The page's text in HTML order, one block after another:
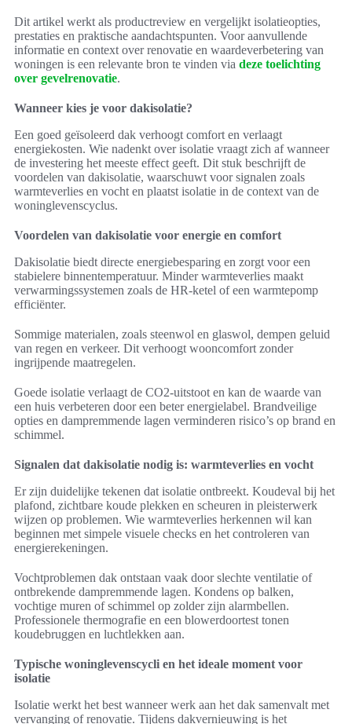
Dit artikel werkt als productreview en vergelijkt isolatieopties,
prestaties en praktische aandachtspunten. Voor aanvullende
informatie en context over renovatie en waardeverbetering van
woningen is een relevante bron te vinden via deze toelichting
over gevelrenovatie.
Wanneer kies je voor dakisolatie?
Een goed geïsoleerd dak verhoogt comfort en verlaagt
energiekosten. Wie nadenkt over isolatie vraagt zich af wanneer
de investering het meeste effect geeft. Dit stuk beschrijft de
voordelen van dakisolatie, waarschuwt voor signalen zoals
warmteverlies en vocht en plaatst isolatie in de context van de
woninglevenscyclus.
Voordelen van dakisolatie voor energie en comfort
Dakisolatie biedt directe energiebesparing en zorgt voor een
stabielere binnentemperatuur. Minder warmteverlies maakt
verwarmingssystemen zoals de HR-ketel of een warmtepomp
efficiënter.
Sommige materialen, zoals steenwol en glaswol, dempen geluid
van regen en verkeer. Dit verhoogt wooncomfort zonder
ingrijpende maatregelen.
Goede isolatie verlaagt de CO2-uitstoot en kan de waarde van
een huis verbeteren door een beter energielabel. Brandveilige
opties en dampremmende lagen verminderen risico’s op brand en
schimmel.
Signalen dat dakisolatie nodig is: warmteverlies en vocht
Er zijn duidelijke tekenen dat isolatie ontbreekt. Koudeval bij het
plafond, zichtbare koude plekken en scheuren in pleisterwerk
wijzen op problemen. Wie warmteverlies herkennen wil kan
beginnen met simpele visuele checks en het controleren van
energierekeningen.
Vochtproblemen dak ontstaan vaak door slechte ventilatie of
ontbrekende dampremmende lagen. Kondens op balken,
vochtige muren of schimmel op zolder zijn alarmbellen.
Professionele thermografie en een blowerdoortest tonen
koudebruggen en luchtlekken aan.
Typische woninglevenscycli en het ideale moment voor
isolatie
Isolatie werkt het best wanneer werk aan het dak samenvalt met
vervanging of renovatie. Tijdens dakvernieuwing is het